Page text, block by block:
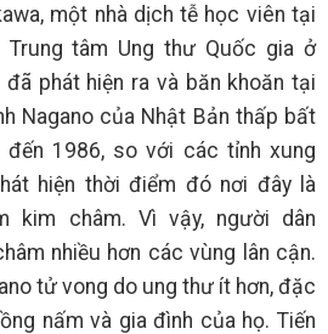
một nhà dịch tễ học viên tại
Trung tâm Ung thư Quốc gia ở
đã phát hiện ra và băn khoăn tại
Nagano của Nhật Bản thấp bất
1986, so với các tỉnh xung
hiện thời điểm đó nơi đây là
kim châm. Vì vậy, người dân
nhiều hơn các vùng lân cận.
tử vong do ung thư ít hơn, đặc
nấm và gia đình của họ. Tiến